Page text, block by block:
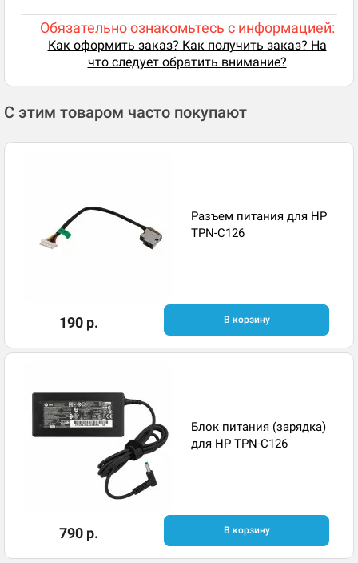
Обязательно ознакомьтесь с информацией:
Как оформить заказ? Как получить заказ? На
что следует обратить внимание?
С этим товаром часто покупают
Разъем питания для HP
TPN-C126
190 р. В корзину
Блок питания (зарядка)
для HP TPN-C126
790 р. В корзину